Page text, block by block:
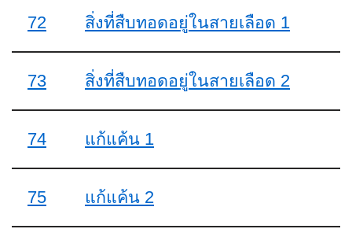
72 สิ่งที่สืบทอดอยู่ในสายเลือด 1
73 สิ่งที่สืบทอดอยู่ในสายเลือด 2
74 แก้แค้น 1
75 แก้แค้น 2